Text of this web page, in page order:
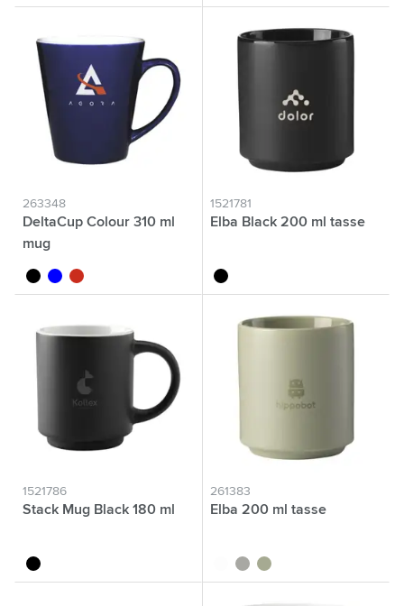
263348
DeltaCup Colour 310 ml
mug
noir bleu rouge
1521781
Elba Black 200 ml tasse
noir
1521786
Stack Mug Black 180 ml
noir
261383
Elba 200 ml tasse
blancgris vert